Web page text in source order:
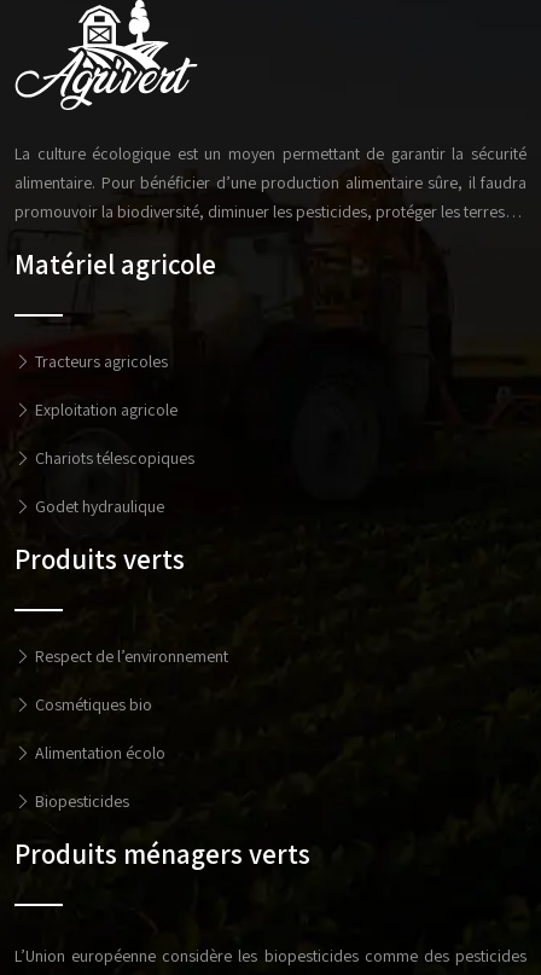
La culture écologique est un moyen permettant de garantir la sécurité
alimentaire. Pour bénéficier d’une production alimentaire sûre, il faudra
promouvoir la biodiversité, diminuer les pesticides, protéger les terres…
Matériel agricole
Tracteurs agricoles
Exploitation agricole
Chariots télescopiques
Godet hydraulique
Produits verts
Respect de l’environnement
Cosmétiques bio
Alimentation écolo
Biopesticides
Produits ménagers verts
L’Union européenne considère les biopesticides comme des pesticides